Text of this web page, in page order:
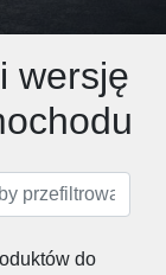
wersję
do